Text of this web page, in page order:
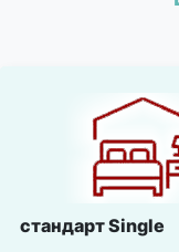
стандарт Single